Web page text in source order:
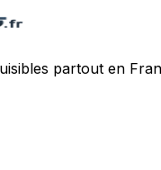
partout en